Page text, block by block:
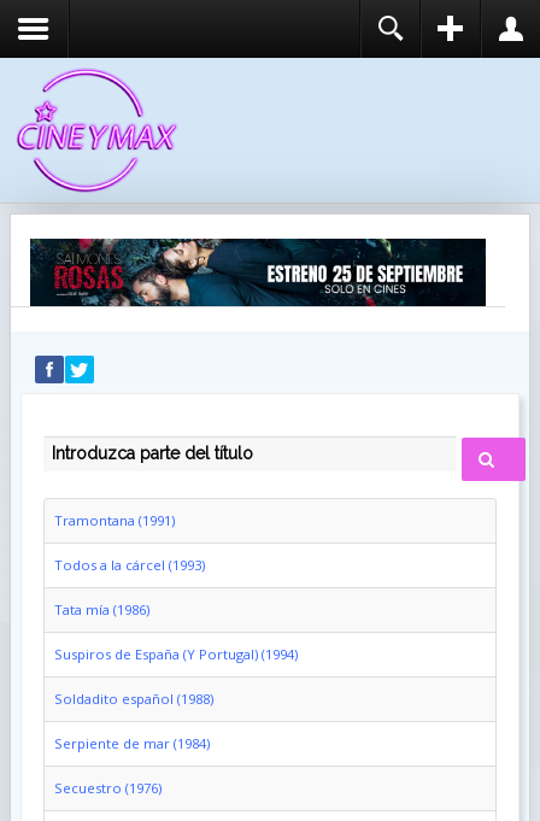
RECUÉRDEME
IDENTIFICARSE
INTRODUZCA PARTE DEL TÍTULO
Tramontana (1991)
Todos a la cárcel (1993)
Tata mía (1986)
Suspiros de España (Y Portugal) (1994)
Soldadito español (1988)
Serpiente de mar (1984)
Secuestro (1976)